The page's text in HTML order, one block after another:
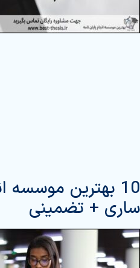
10 بهترین موسسه
ساری + تضمینی